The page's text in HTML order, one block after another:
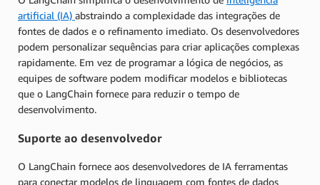
artificial (IA) abstraindo a complexidade das integrações de
fontes de dados e o refinamento imediato. Os desenvolvedores
podem personalizar sequências para criar aplicações complexas
rapidamente. Em vez de programar a lógica de negócios, as
equipes de software podem modificar modelos e bibliotecas
que o LangChain fornece para reduzir o tempo de
desenvolvimento.
Suporte ao desenvolvedor
O LangChain fornece aos desenvolvedores de IA ferramentas
para conectar modelos de linguagem com fontes de dados